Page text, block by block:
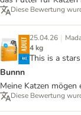
Diese Bewertung
25.04.26 |
4 kg
This is a
Bunnn
Meine Katzen
Diese Bewertung